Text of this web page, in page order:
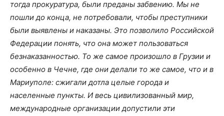
тогда прокуратура, были преданы забвению. Мы не
пошли до конца, не потребовали, чтобы преступники
были выявлены и наказаны. Это позволило Российской
Федерации понять, что она может пользоваться
безнаказанностью. То же самое произошло в Грузии и
особенно в Чечне, где они делали то же самое, что и в
Мариуполе: сжигали дотла целые города и
населенные пункты. И весь цивилизованный мир,
международные организации допустили эти